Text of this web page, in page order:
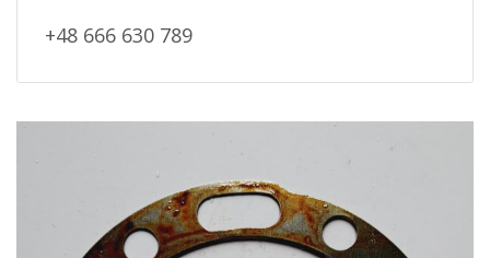
+48 666 630 789